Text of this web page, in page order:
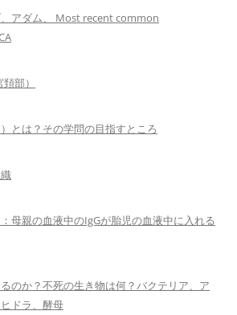
アダム、 Most recent common
部）
とは？その学問の目指すところ
母親の血液中のIgGが胎児の血液中に入れる
のか？不死の生き物は何？バクテリア、ア
ドラ、酵母